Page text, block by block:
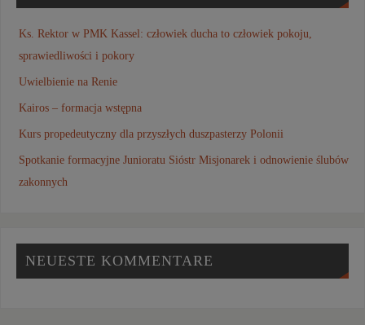
Ks. Rektor w PMK Kassel: człowiek ducha to człowiek pokoju,
sprawiedliwości i pokory
Uwielbienie na Renie
Kairos – formacja wstępna
Kurs propedeutyczny dla przyszłych duszpasterzy Polonii
Spotkanie formacyjne Junioratu Sióstr Misjonarek i odnowienie ślubów
zakonnych
NEUESTE KOMMENTARE